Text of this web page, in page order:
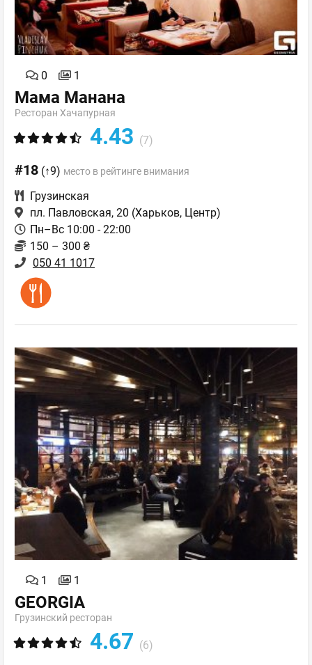
0 1
Мама Манана
Ресторан Хачапурная
4.43 (7)
#18 (↑9) место в рейтинге внимания
Грузинская
пл. Павловская, 20 (Харьков, Центр)
Пн–Вс 10:00 - 22:00
150 – 300 ₴
050 41 1017
1 1
GEORGIA
Грузинский ресторан
4.67 (6)